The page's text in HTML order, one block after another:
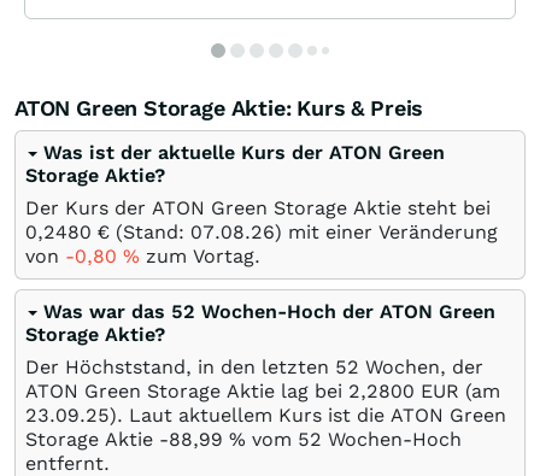
ATON Green Storage Aktie: Kurs & Preis
Was ist der aktuelle Kurs der ATON Green
Storage Aktie?
Der Kurs der ATON Green Storage Aktie steht bei
0,2480 € (Stand: 07.08.26) mit einer Veränderung
von -0,80 % zum Vortag.
Was war das 52 Wochen-Hoch der ATON Green
Storage Aktie?
Der Höchststand, in den letzten 52 Wochen, der
ATON Green Storage Aktie lag bei 2,2800 EUR (am
23.09.25). Laut aktuellem Kurs ist die ATON Green
Storage Aktie -88,99 % vom 52 Wochen-Hoch
entfernt.